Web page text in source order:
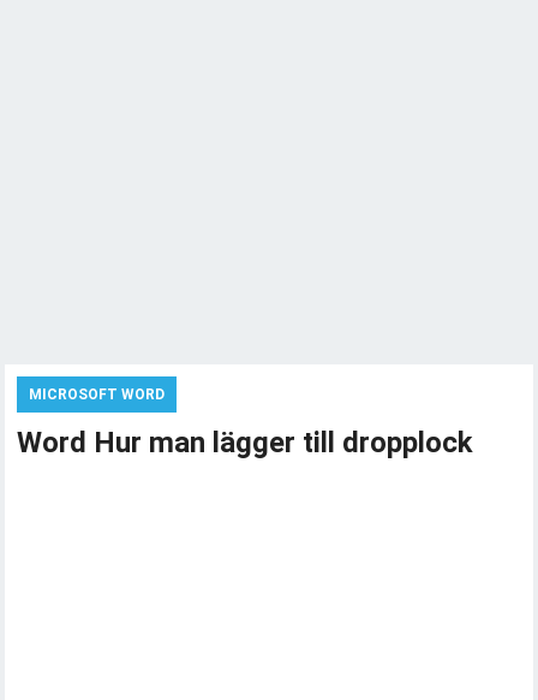
MICROSOFT WORD
Word Hur man lägger till dropplock